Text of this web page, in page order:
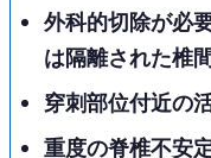
外科的切除が必
は隔離された椎
穿刺部位付近の
重度の脊椎不安